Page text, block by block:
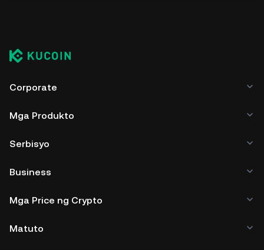
Corporate
Mga Produkto
Serbisyo
Business
Mga Price ng Crypto
Matuto